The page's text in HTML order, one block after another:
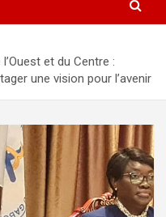
et du Centre :
une vision pour l’avenir